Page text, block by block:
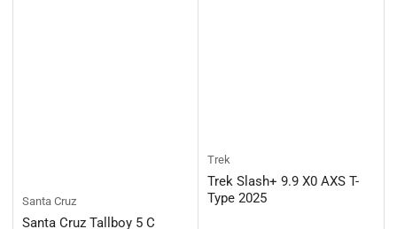
Santa Cruz
Santa Cruz Tallboy 5 C
Trek
Trek Slash+ 9.9 X0 AXS T-
Type 2025